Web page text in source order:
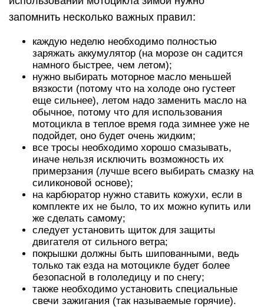
запомнить несколько важных правил:
каждую неделю необходимо полностью
заряжать аккумулятор (на морозе он садится
намного быстрее, чем летом);
нужно выбирать моторное масло меньшей
вязкости (потому что на холоде оно густеет
еще сильнее), летом надо заменить масло на
обычное, потому что для использования
мотоцикла в теплое время года зимнее уже не
подойдет, оно будет очень жидким;
все тросы необходимо хорошо смазывать,
иначе нельзя исключить возможность их
примерзания (лучше всего выбирать смазку на
силиконовой основе);
на карбюратор нужно ставить кожухи, если в
комплекте их не было, то их можно купить или
же сделать самому;
следует установить щиток для защиты
двигателя от сильного ветра;
покрышки должны быть шипованными, ведь
только так езда на мотоцикле будет более
безопасной в гололедицу и по снегу;
также необходимо установить специальные
свечи зажигания (так называемые горячие).